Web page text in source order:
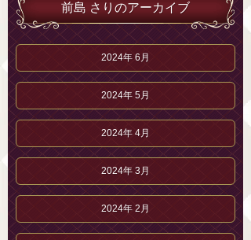
前島 さりのアーカイブ
2024年 6月
2024年 5月
2024年 4月
2024年 3月
2024年 2月